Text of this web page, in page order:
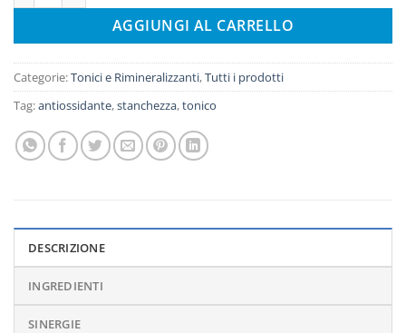
AGGIUNGI AL CARRELLO
Categorie:Tonici e Rimineralizzanti,Tutti i prodotti
Tag:antiossidante,stanchezza,tonico
DESCRIZIONE
INGREDIENTI
SINERGIE